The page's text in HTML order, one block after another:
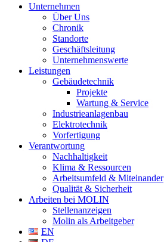
Unternehmen
Über Uns
Chronik
Standorte
Geschäftsleitung
Unternehmenswerte
Leistungen
Gebäudetechnik
Projekte
Wartung & Service
Industrieanlagenbau
Elektrotechnik
Vorfertigung
Verantwortung
Nachhaltigkeit
Klima & Ressourcen
Arbeitsumfeld & Miteinander
Qualität & Sicherheit
Arbeiten bei MOLIN
Stellenanzeigen
Molin als Arbeitgeber
EN